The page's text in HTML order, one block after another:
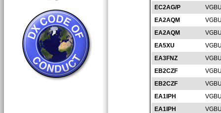
EC2AG/P
EA2AQM
EA2AQM
EA5XU
EA3FNZ
EB2CZF
EB2CZF
EA1IPH
EA1IPH